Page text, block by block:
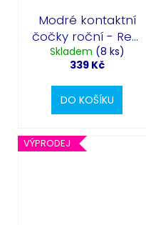
Modré kontaktní
čočky roční - Real
Blue
Skladem (8 ks)
339 Kč
DO KOŠÍKU
VÝPRODEJ